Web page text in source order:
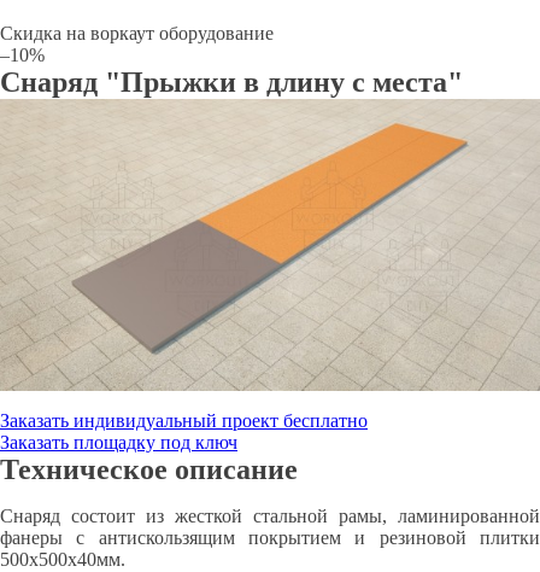
Скидка на воркаут оборудование
–10%
Снаряд "Прыжки в длину с места"
Заказать индивидуальный проект бесплатно
Заказать площадку под ключ
Техническое описание
Снаряд состоит из жесткой стальной рамы, ламинированной
фанеры с антискользящим покрытием и резиновой плитки
500х500х40мм.